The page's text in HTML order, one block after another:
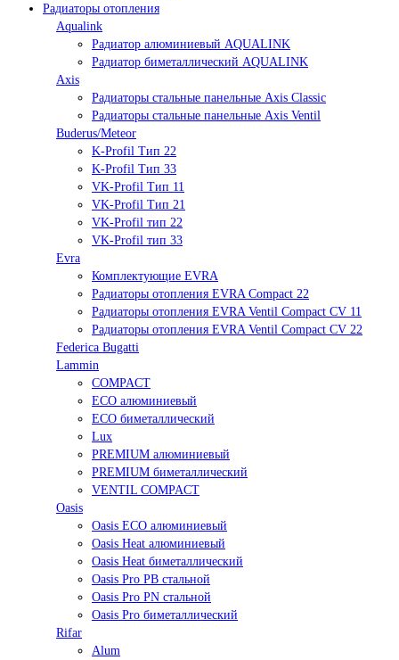
Радиаторы отопления
Aqualink
Радиатор алюминиевый AQUALINK
Радиатор биметаллический AQUALINK
Axis
Радиаторы стальные панельные Axis Classic
Радиаторы стальные панельные Axis Ventil
Buderus/Meteor
K-Profil Тип 22
K-Profil Тип 33
VK-Profil Тип 11
VK-Profil Тип 21
VK-Profil тип 22
VK-Profil тип 33
Evra
Комплектующие EVRA
Радиаторы отопления EVRA Compact 22
Радиаторы отопления EVRA Ventil Compact CV 11
Радиаторы отопления EVRA Ventil Compact CV 22
Federica Bugatti
Lammin
COMPACT
ECO алюминиевый
ECO биметаллический
Lux
PREMIUM алюминиевый
PREMIUM биметаллический
VENTIL COMPACT
Oasis
Oasis ECO алюминиевый
Oasis Heat алюминиевый
Oasis Heat биметаллический
Oasis Pro PB стальной
Oasis Pro PN стальной
Oasis Pro биметаллический
Rifar
Alum